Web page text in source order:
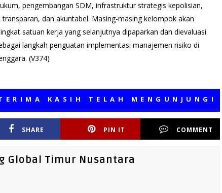
pengembangan SDM, infrastruktur strategis kepolisian,
dan akuntabel. Masing-masing kelompok akan
satuan kerja yang selanjutnya dipaparkan dan dievaluasi
langkah penguatan implementasi manajemen risiko di
(V374)
KASIH TELAH MENGUNJUNGI MEDIA
SHARE PIN IT COMMENT
Global Timur Nusantara